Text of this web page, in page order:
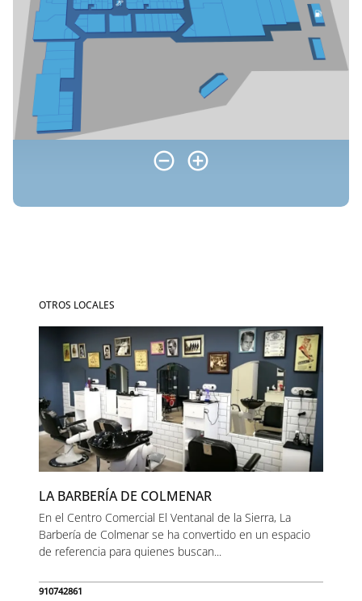
OTROS LOCALES
LA BARBERÍA DE COLMENAR
En el Centro Comercial El Ventanal de la Sierra, La
Barbería de Colmenar se ha convertido en un espacio
de referencia para quienes buscan...
910742861